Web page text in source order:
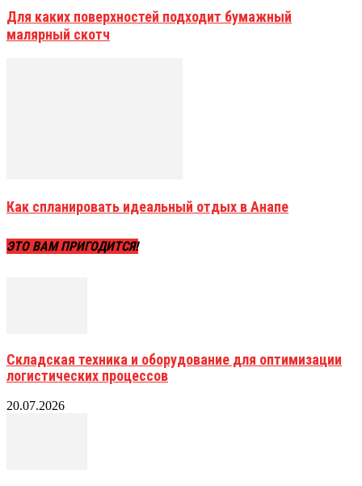
Для каких поверхностей подходит бумажный
малярный скотч
Как спланировать идеальный отдых в Анапе
ЭТО ВАМ ПРИГОДИТСЯ!
Складская техника и оборудование для оптимизации
логистических процессов
20.07.2026